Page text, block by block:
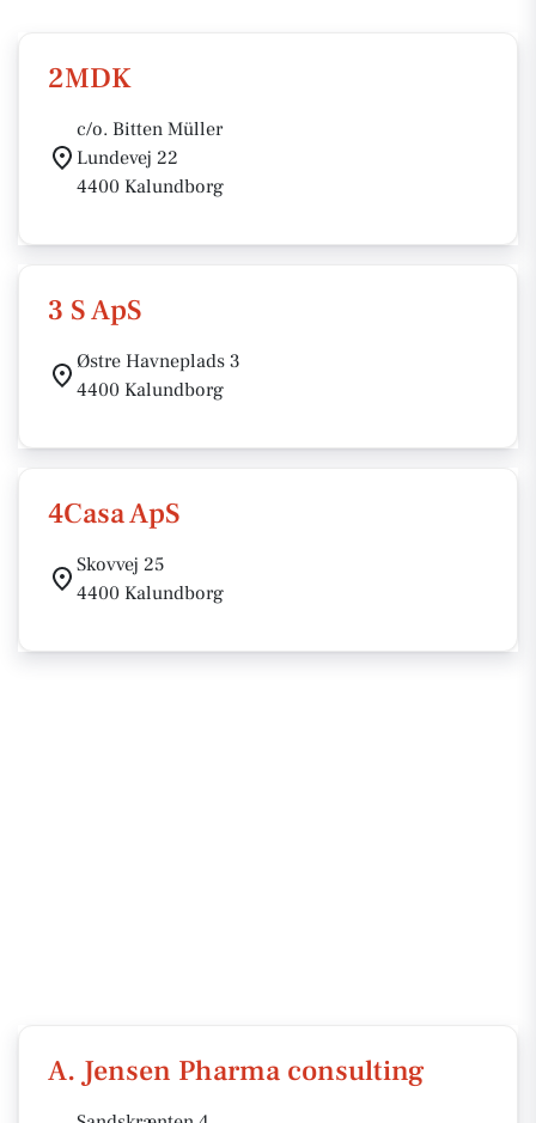
2MDK
c/o. Bitten Müller
Lundevej 22
4400 Kalundborg
3 S ApS
Østre Havneplads 3
4400 Kalundborg
4Casa ApS
Skovvej 25
4400 Kalundborg
A. Jensen Pharma consulting